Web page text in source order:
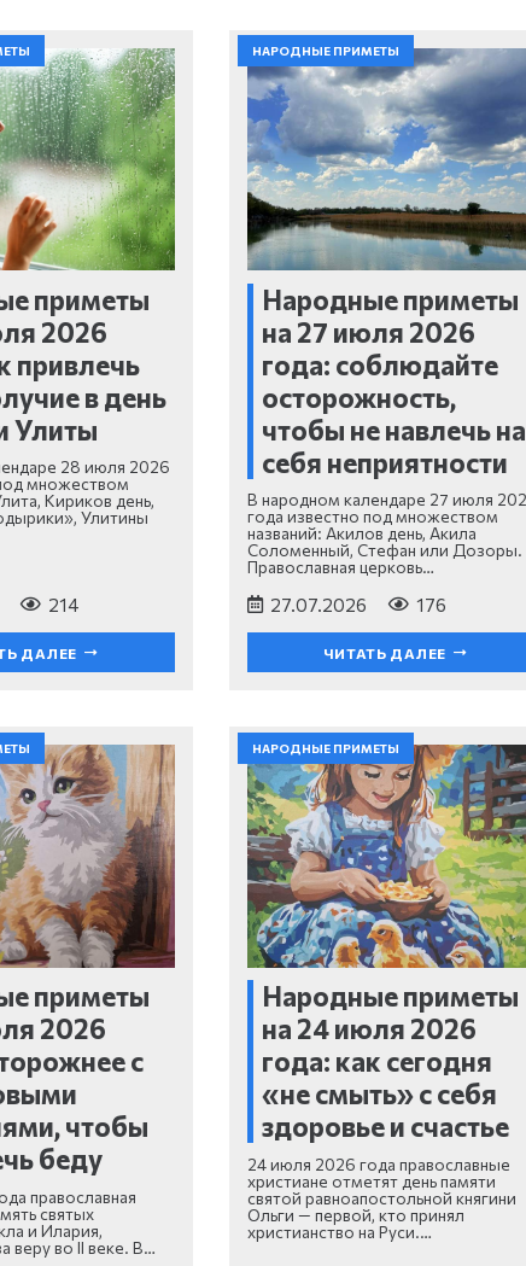
приметы
2026
привлечь
в день
Улиты
28 июля 2026
множеством
Кириков день,
Улитины
214
ДАЛЕЕ
НАРОДНЫЕ ПРИМЕТЫ
Народные приметы
на 27 июля 2026
года: соблюдайте
осторожность,
чтобы не навлечь на
себя неприятности
В народном календаре 27 июля
года известно под множеством
названий: Акилов день, Акила
Соломенный, Стефан или Дозоры.
Православная церковь…
27.07.2026 176
ЧИТАТЬ ДАЛЕЕ
приметы
2026
с
чтобы
беду
православная
святых
и Илария,
веру во II веке. В…
НАРОДНЫЕ ПРИМЕТЫ
Народные приметы
на 24 июля 2026
года: как сегодня
«не смыть» с себя
здоровье и счастье
24 июля 2026 года православные
христиане отметят день памяти
святой равноапостольной княгини
Ольги — первой, кто принял
христианство на Руси.…